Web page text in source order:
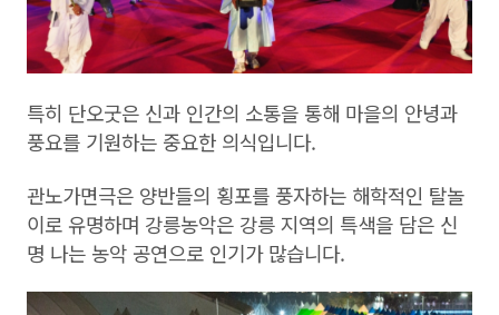
특히 단오굿은 신과 인간의 소통을 통해 마을의 안녕과
풍요를 기원하는 중요한 의식입니다.
관노가면극은 양반들의 횡포를 풍자하는 해학적인 탈놀
이로 유명하며 강릉농악은 강릉 지역의 특색을 담은 신
명 나는 농악 공연으로 인기가 많습니다.